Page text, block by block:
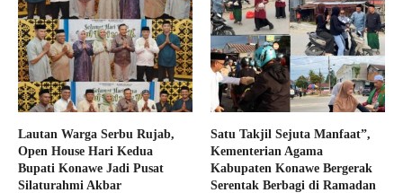
Lautan Warga Serbu Rujab,
Open House Hari Kedua
Bupati Konawe Jadi Pusat
Silaturahmi Akbar
Satu Takjil Sejuta Manfaat”,
Kementerian Agama
Kabupaten Konawe Bergerak
Serentak Berbagi di Ramadan